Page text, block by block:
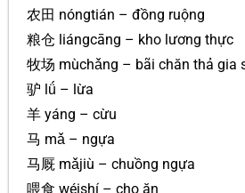
农田 nóngtián – đồng ruộng
粮仓 liángcāng – kho lương thực
牧场 mùchǎng – bãi chăn thả gia
驴 lǘ – lừa
羊 yáng – cừu
马 mǎ – ngựa
马厩 mǎjiù – chuồng ngựa
喂食 wéishí – cho ăn